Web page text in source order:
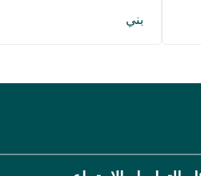
بني